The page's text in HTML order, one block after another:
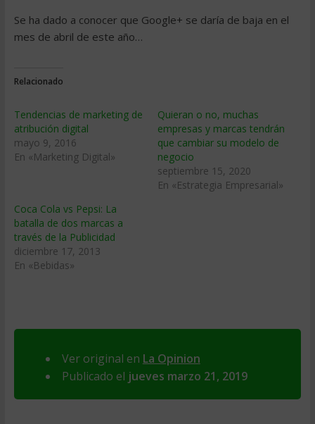
Se ha dado a conocer que Google+ se daría de baja en el
mes de abril de este año…
Relacionado
Tendencias de marketing de
atribución digital
mayo 9, 2016
En «Marketing Digital»
Quieran o no, muchas
empresas y marcas tendrán
que cambiar su modelo de
negocio
septiembre 15, 2020
En «Estrategia Empresarial»
Coca Cola vs Pepsi: La
batalla de dos marcas a
través de la Publicidad
diciembre 17, 2013
En «Bebidas»
Ver original en La Opinion
Publicado el jueves marzo 21, 2019